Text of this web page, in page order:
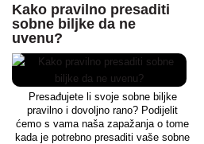
Kako pravilno presaditi
sobne biljke da ne
uvenu?
Presađujete li svoje sobne biljke
pravilno i dovoljno rano? Podijelit
ćemo s vama naša zapažanja o tome
kada je potrebno presaditi vaše sobne